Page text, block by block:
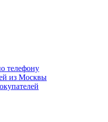
телефону
из Москвы